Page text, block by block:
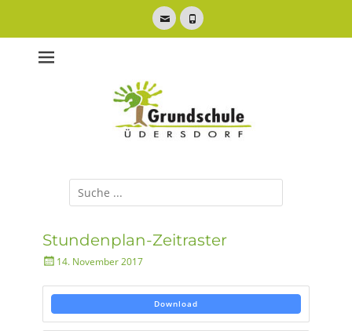
E-
Telefon
Suche
nach:
Stundenplan-Zeitraster
Posted14. November 2017
Download